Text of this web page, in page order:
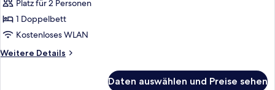
Doppelzimmer
anzeigen
Platz für 2 Personen
1 Doppelbett
Kostenloses WLAN
Weitere Details
Weitere
Daten auswählen und Preise sehen